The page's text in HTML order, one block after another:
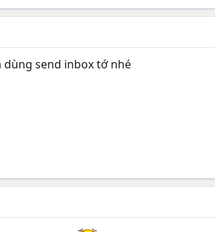
dùng send inbox tớ nhé